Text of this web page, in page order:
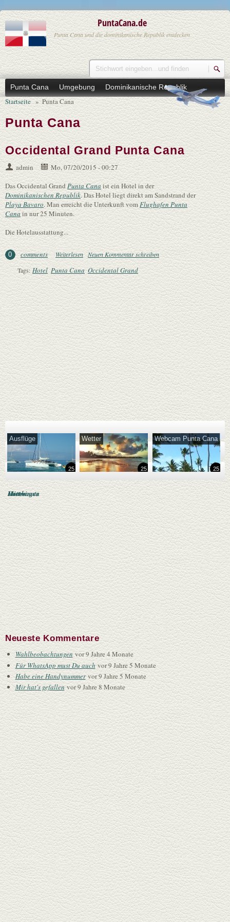
PuntaCana.de
Punta Cana und die dominikanische Republik entdecken
Suchformular
Suche
Punta Cana Umgebung Dominikanische Republik
Ausflüge Wetter % Angebote
Startseite » Punta Cana
Punta Cana
Occidental Grand Punta Cana
admin
Mo, 07/20/2015 - 00:27
Das Occidental GrandPunta Canaist ein Hotel in der
Dominikanischen Republik. Das Hotel liegt direkt am Sandstrand der
Playa Bavaro. Man erreicht die Unterkunft vomFlughafen Punta
Canain nur 25 Minuten.
Die Hotelausstattung...
0 comments Weiterlesenüber Occidental Grand Punta Cana
Neuen Kommentar schreiben
Tags:Hotel Punta Cana Occidental Grand
Ausflüge
25
Wetter
25
Webcam Punta Cana
25
Lastminute
Hotels
Mietwagen
Neueste Kommentare
Wahlbeobachtungen vor 9 Jahre 4 Monate
Für WhatsApp must Du auch vor 9 Jahre 5 Monate
Habe eine Handynummer vor 9 Jahre 5 Monate
Mir hat's gefallen vor 9 Jahre 8 Monate